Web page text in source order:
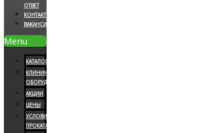
ОТВЕТ
КОНТАКТЫ
ВАКАНСИИ
Menu
КАТАЛОГ
КЛИНИНГОВОЕ
ОБОРУДОВАНИЕ
АКЦИИ
ЦЕНЫ
УСЛОВИЯ
ПРОКАТА